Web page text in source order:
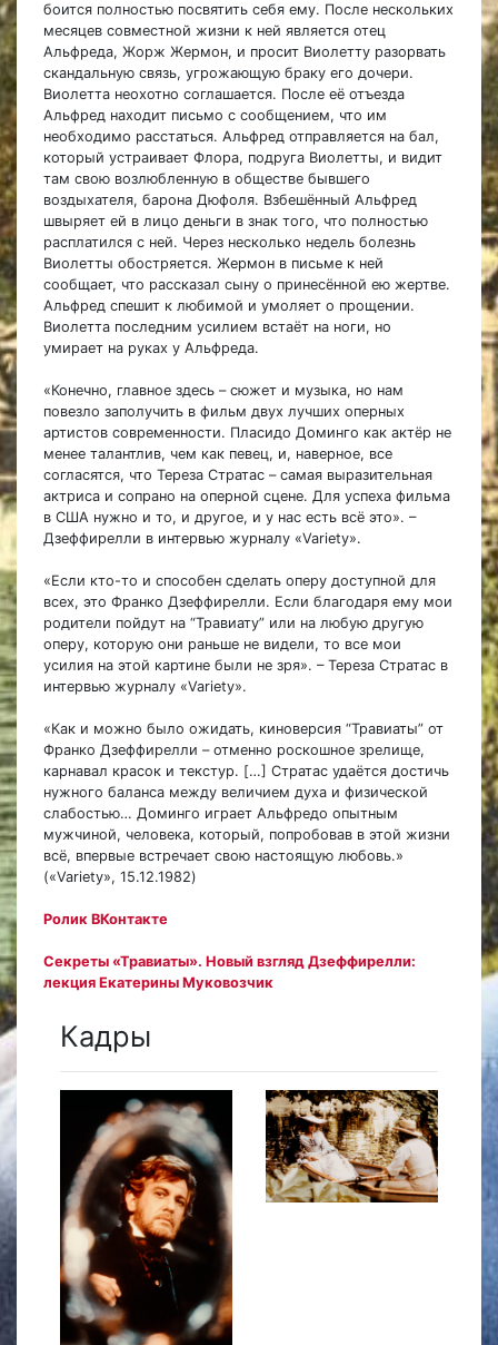
боится полностью посвятить себя ему. После нескольких
месяцев совместной жизни к ней является отец
Альфреда, Жорж Жермон, и просит Виолетту разорвать
скандальную связь, угрожающую браку его дочери.
Виолетта неохотно соглашается. После её отъезда
Альфред находит письмо с сообщением, что им
необходимо расстаться. Альфред отправляется на бал,
который устраивает Флора, подруга Виолетты, и видит
там свою возлюбленную в обществе бывшего
воздыхателя, барона Дюфоля. Взбешённый Альфред
швыряет ей в лицо деньги в знак того, что полностью
расплатился с ней. Через несколько недель болезнь
Виолетты обостряется. Жермон в письме к ней
сообщает, что рассказал сыну о принесённой ею жертве.
Альфред спешит к любимой и умоляет о прощении.
Виолетта последним усилием встаёт на ноги, но
умирает на руках у Альфреда.
«Конечно, главное здесь – сюжет и музыка, но нам
повезло заполучить в фильм двух лучших оперных
артистов современности. Пласидо Доминго как актёр не
менее талантлив, чем как певец, и, наверное, все
согласятся, что Тереза Стратас – самая выразительная
актриса и сопрано на оперной сцене. Для успеха фильма
в США нужно и то, и другое, и у нас есть всё это». –
Дзеффирелли в интервью журналу «Variety».
«Если кто-то и способен сделать оперу доступной для
всех, это Франко Дзеффирелли. Если благодаря ему мои
родители пойдут на “Травиату” или на любую другую
оперу, которую они раньше не видели, то все мои
усилия на этой картине были не зря». – Тереза Стратас в
интервью журналу «Variety».
«Как и можно было ожидать, киноверсия “Травиаты” от
Франко Дзеффирелли – отменно роскошное зрелище,
карнавал красок и текстур. […] Стратас удаётся достичь
нужного баланса между величием духа и физической
слабостью… Доминго играет Альфредо опытным
мужчиной, человека, который, попробовав в этой жизни
всё, впервые встречает свою настоящую любовь.»
(«Variety», 15.12.1982)
Ролик ВКонтакте
Секреты «Травиаты». Новый взгляд Дзеффирелли:
лекция Екатерины Муковозчик
Кадры